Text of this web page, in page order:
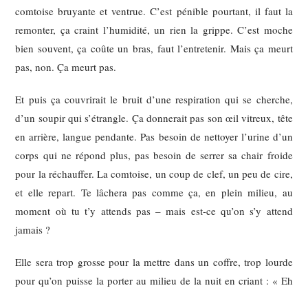
comtoise bruyante et ventrue. C’est pénible pourtant, il faut la
remonter, ça craint l’humidité, un rien la grippe. C’est moche
bien souvent, ça coûte un bras, faut l’entretenir. Mais ça meurt
pas, non. Ça meurt pas.
Et puis ça couvrirait le bruit d’une respiration qui se cherche,
d’un soupir qui s’étrangle. Ça donnerait pas son œil vitreux, tête
en arrière, langue pendante. Pas besoin de nettoyer l’urine d’un
corps qui ne répond plus, pas besoin de serrer sa chair froide
pour la réchauffer. La comtoise, un coup de clef, un peu de cire,
et elle repart. Te lâchera pas comme ça, en plein milieu, au
moment où tu t’y attends pas – mais est-ce qu’on s’y attend
jamais ?
Elle sera trop grosse pour la mettre dans un coffre, trop lourde
pour qu’on puisse la porter au milieu de la nuit en criant : « Eh